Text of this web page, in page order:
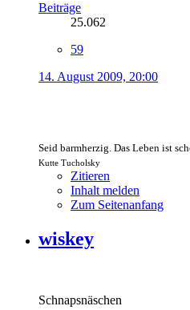
Beiträge
25.062
59
14. August 2009, 20:00
Seid barmherzig. Das Leben ist
Kutte Tucholsky
Zitieren
Inhalt melden
Zum Seitenanfang
wiskey
Schnapsnäschen